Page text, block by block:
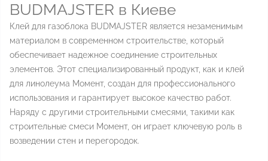
BUDMAJSTER в Киеве
Клей для газоблока BUDMAJSTER является незаменимым
материалом в современном строительстве, который
обеспечивает надежное соединение строительных
элементов. Этот специализированный продукт, как и клей
для линолеума Момент, создан для профессионального
использования и гарантирует высокое качество работ.
Наряду с другими строительными смесями, такими как
строительные смеси Момент, он играет ключевую роль в
возведении стен и перегородок.